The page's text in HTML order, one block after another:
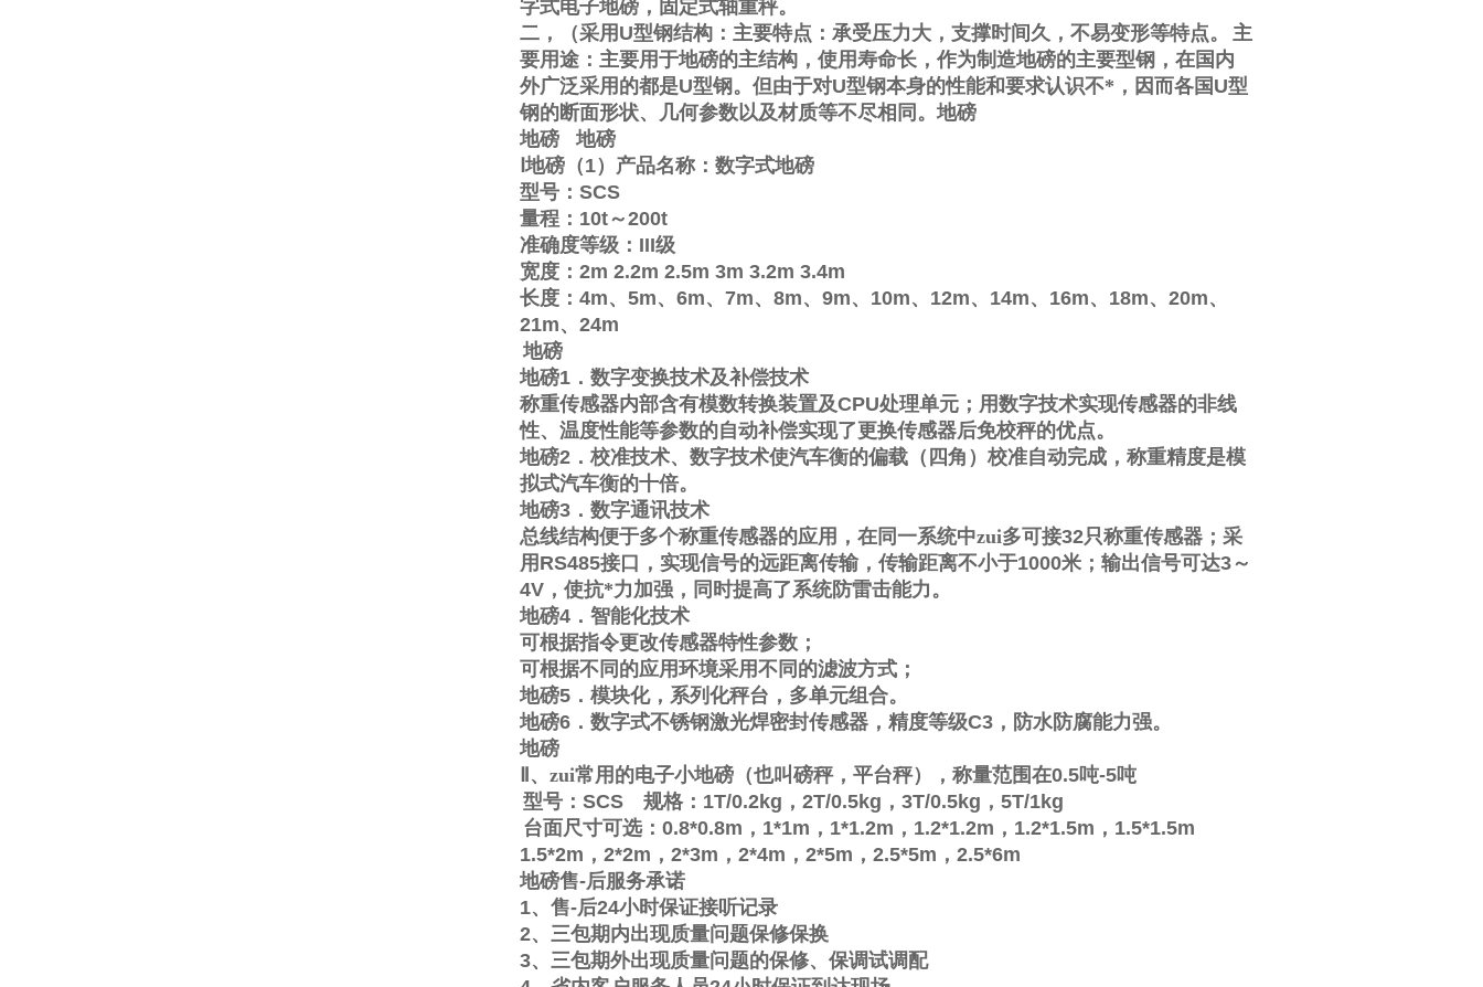
字式电子地磅，固定式轴重秤。
二，（采用 U型钢结构：主要特点：承受压力大，支撑时间久，不易变形等特点。
主
要用途：主要用于地磅的主结构，使用寿命长，作为制造地磅的主要型钢，在国内
外广泛采用的都是U型钢。但由于对U型钢本身的性能和要求认识不*，因而各国 U型
钢的断面形状、几何参数以及材质等不尽相同。地磅
地磅
地磅
地磅（1）产品名称：数字式地磅
型号： SCS
量程： 10t～200t
准确度等级： III级
宽度： 2m 2.2m 2.5m 3m 3.2m 3.4m
长度： 4m、 5m、 6m、 7m、 8m、 9m、 10m、 12m、 14m、 16m、 18m、 20m、
21m、 24m
地磅
地磅1 ．数字变换技术及补偿技术
称重传感器内部含有模数转换装置及CPU处理单元；用数字技术实现传感器的非线
性、温度性能等参数的自动补偿实现了更换传感器后免校秤的优点。
地磅2 ．校准技术、数字技术使汽车衡的偏载（四角）校准自动完成，称重精度是模
拟式汽车衡的十倍。
地磅3 ．数字通讯技术
总线结构便于多个称重传感器的应用，在同一系统中zui多可接32只称重传感器；采
用 RS485接口，实现信号的远距离传输，传输距离不小于1000米；输出信号可达3～
4V ，使抗*力加强，同时提高了系统防雷击能力。
地磅4 ．智能化技术
可根据指令更改传感器特性参数；
可根据不同的应用环境采用不同的滤波方式；
地磅5 ．模块化，系列化秤台，多单元组合。
地磅6 ．数字式不锈钢激光焊密封传感器，精度等级C3 ，防水防腐能力强。
地磅
、zui常用的电子小地磅（也叫磅秤，平台秤），称量范围在0.5吨-5吨
型号： SCS 规格： 1T/0.2kg ， 2T/0.5kg ， 3T/0.5kg ， 5T/1kg
台面尺寸可选： 0.8*0.8m ， 1*1m ， 1*1.2m ， 1.2*1.2m ， 1.2*1.5m ， 1.5*1.5m
1.5*2m ， 2*2m ， 2*3m ， 2*4m ， 2*5m ， 2.5*5m ， 2.5*6m
地磅售-后服务承诺
1、售-后24小时保证接听记录
2、三包期内出现质量问题保修保换
3、三包期外出现质量问题的保修、保调试调配